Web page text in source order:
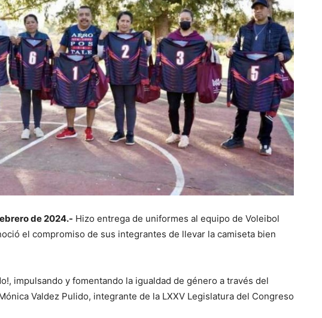
de 2024.- Hizo entrega de uniformes al equipo de Voleibol
el compromiso de sus integrantes de llevar la camiseta bien
impulsando y fomentando la igualdad de género a través del
Valdez Pulido, integrante de la LXXV Legislatura del Congreso